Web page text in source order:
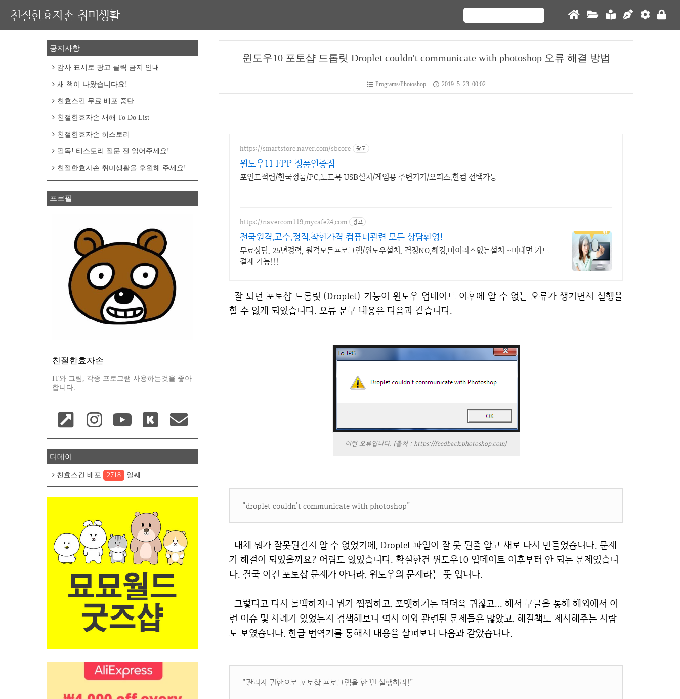
친절한효자손 취미생활
윈도우10 포토샵 드롭릿 Droplet couldn't communicate with photoshop 오류 해결 방법
Programs/Photoshop 2019. 5. 23. 00:02
https://smartstore.naver.com/sbcore 광고
윈도우11 FPP 정품인증점
포인트적립/한국정품/PC,노트북 USB설치/게임용 주변기기/오피스,한컴 선택가능
https://navercom119.mycafe24.com 광고
전국원격,고수,정직,착한가격 컴퓨터관련 모든 상담환영!
무료상담, 25년경력, 원격모든프로그램/윈도우설치, 걱정NO,해킹,바이러스없는설치 ~비대면 카드
결제 가능!!!
잘 되던 포토샵 드롭릿 (Droplet) 기능이 윈도우 업데이트 이후에 알 수 없는 오류가 생기면서 실행을
할 수 없게 되었습니다. 오류 문구 내용은 다음과 같습니다.
이런 오류입니다. (출처 : https://feedback.photoshop.com)
"droplet couldn't communicate with photoshop"
대체 뭐가 잘못된건지 알 수 없었기에, Droplet 파일이 잘 못 된줄 알고 새로 다시 만들었습니다. 문제
가 해결이 되었을까요? 어림도 없었습니다. 확실한건 윈도우10 업데이트 이후부터 안 되는 문제였습니
다. 결국 이건 포토샵 문제가 아니라, 윈도우의 문제라는 뜻 입니다.
그렇다고 다시 롤백하자니 뭔가 찝찝하고, 포맷하기는 더더욱 귀찮고... 해서 구글을 통해 해외에서 이
런 이슈 및 사례가 있었는지 검색해보니 역시 이와 관련된 문제들은 많았고, 해결책도 제시해주는 사람
도 보였습니다. 한글 번역기를 통해서 내용을 살펴보니 다음과 같았습니다.
"관리자 권한으로 포토샵 프로그램을 한 번 실행하라!"
공지사항
감사 표시로 광고 클릭 금지 안내
새 책이 나왔습니다요!
친효스킨 무료 배포 중단
친절한효자손 새해 To Do List
친절한효자손 히스토리
필독! 티스토리 질문 전 읽어주세요!
친절한효자손 취미생활을 후원해 주세요!
프로필
친절한효자손
IT와 그림, 각종 프로그램 사용하는것을 좋아
합니다.
디데이
친효스킨 배포 2718 일째